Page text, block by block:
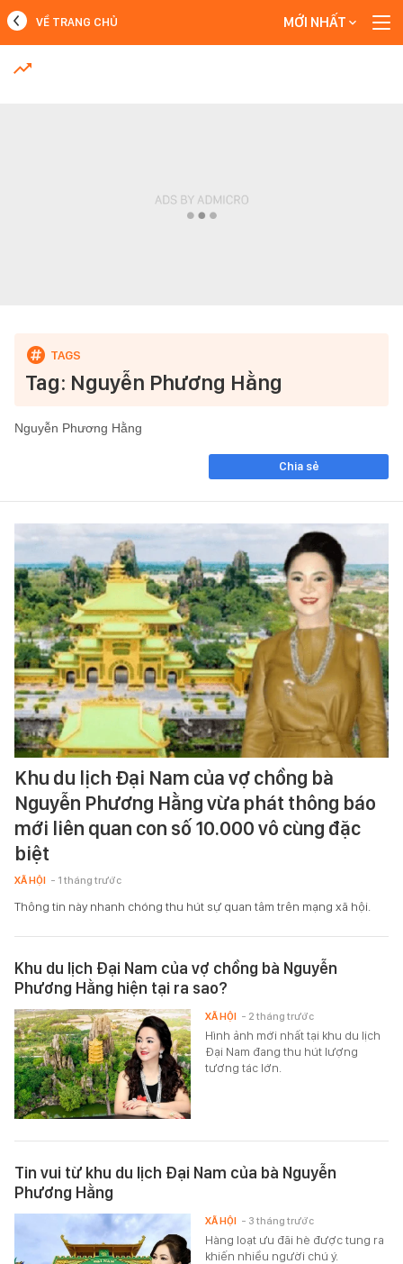
MỚI NHẤT
VỀ TRANG CHỦ MỚI NHẤT
Tag: Nguyễn Phương Hằng
Nguyễn Phương Hằng
Chia sẻ
Khu du lịch Đại Nam của vợ chồng bà
Nguyễn Phương Hằng vừa phát thông báo
mới liên quan con số 10.000 vô cùng đặc
biệt
XÃ HỘI - 1 tháng trước
Thông tin này nhanh chóng thu hút sự quan tâm trên mạng xã hội.
Khu du lịch Đại Nam của vợ chồng bà Nguyễn
Phương Hằng hiện tại ra sao?
Hình ảnh mới nhất tại khu du lịch
Đại Nam đang thu hút lượng
tương tác lớn.
XÃ HỘI - 2 tháng trước
Tin vui từ khu du lịch Đại Nam của bà Nguyễn
Phương Hằng
Hàng loạt ưu đãi hè được tung ra
khiến nhiều người chú ý.
XÃ HỘI - 3 tháng trước